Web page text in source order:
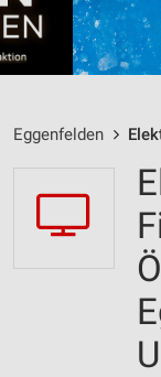
Eggenfelden